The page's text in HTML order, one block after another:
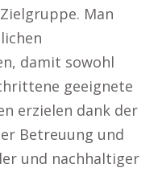
Man
damit sowohl
geeignete
erzielen dank der
Betreuung und
und nachhaltiger